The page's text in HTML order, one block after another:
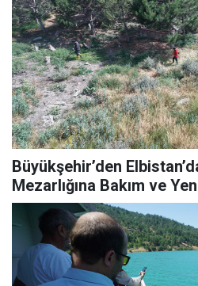
Büyükşehir’den
Mezarlığına Bakım ve